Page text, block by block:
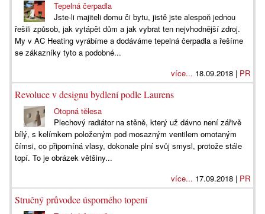
Tepelná čerpadla
Jste-li majiteli domu či bytu, jistě jste alespoň jednou
řešili způsob, jak vytápět dům a jak vybrat ten nejvhodnější zdroj.
My v AC Heating vyrábíme a dodáváme tepelná čerpadla a řešíme
se zákazníky tyto a podobné...
více... 18.09.2018 | PR
Revoluce v designu bydlení podle Laurens
Otopná tělesa
Plechový radiátor na stěně, který už dávno není zářivě
bílý, s kelímkem položeným pod mosazným ventilem omotaným
čímsi, co připomíná vlasy, dokonale plní svůj smysl, protože stále
topí. To je obrázek většiny...
více... 17.09.2018 | PR
Stručný průvodce úsporného topení